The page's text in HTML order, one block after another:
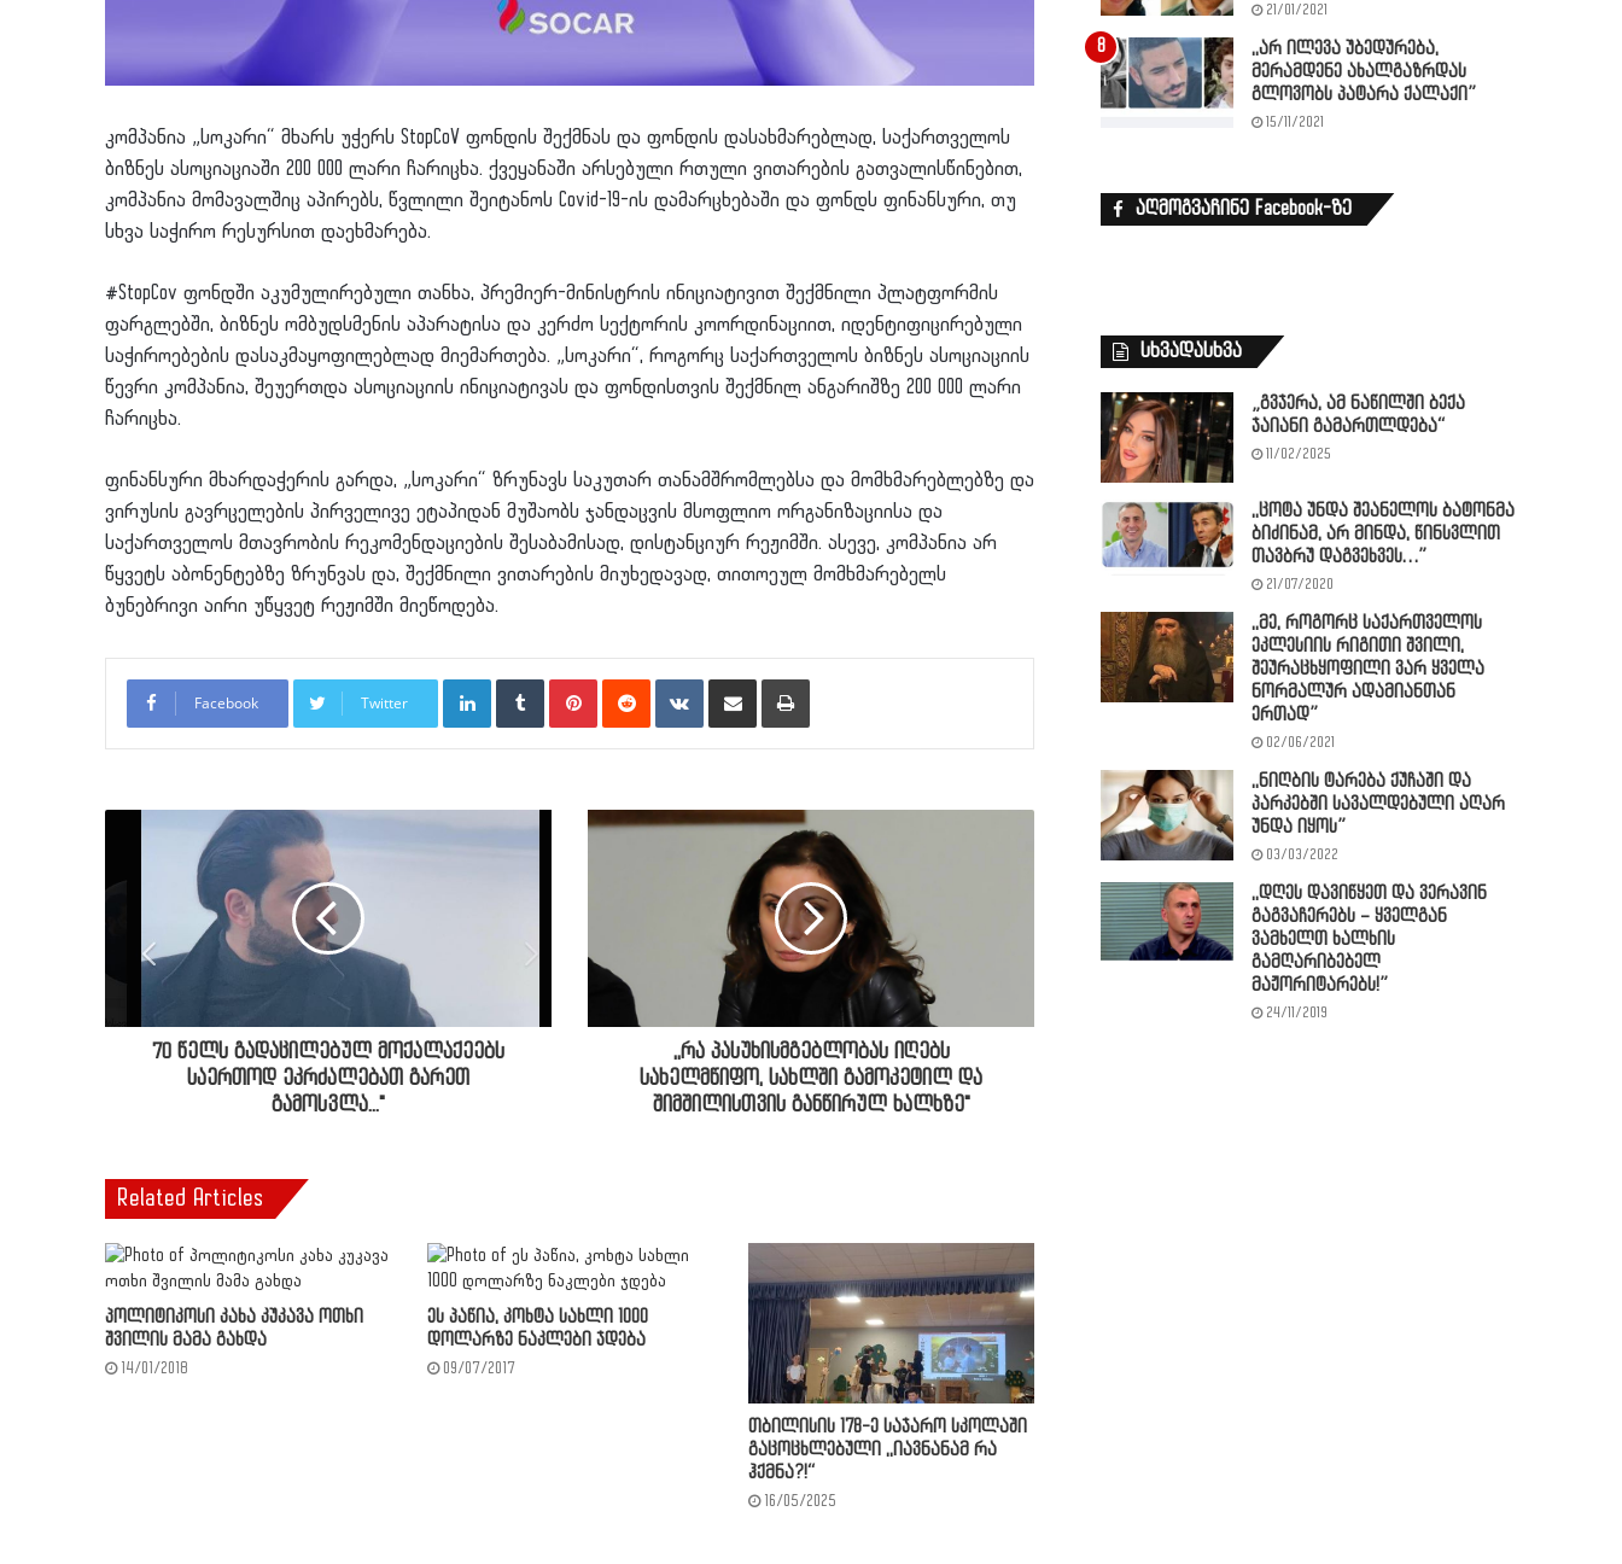
კომპანია „სოკარი“ მხარს უჭერს StopCoV ფონდის შექმნას და ფონდის დასახმარებლად, საქართველოს
ბიზნეს ასოციაციაში 200 000 ლარი ჩარიცხა. ქვეყანაში არსებული რთული ვითარების გათვალისწინებით,
კომპანია მომავალშიც აპირებს, წვლილი შეიტანოს Covid-19-ის დამარცხებაში და ფონდს ფინანსური, თუ
სხვა საჭირო რესურსით დაეხმარება.
#StopCov ფონდში აკუმულირებული თანხა, პრემიერ-მინისტრის ინიციატივით შექმნილი პლატფორმის
ფარგლებში, ბიზნეს ომბუდსმენის აპარატისა და კერძო სექტორის კოორდინაციით, იდენტიფიცირებული
საჭიროებების დასაკმაყოფილებლად მიემართება. „სოკარი“, როგორც საქართველოს ბიზნეს ასოციაციის
წევრი კომპანია, შეუერთდა ასოციაციის ინიციატივას და ფონდისთვის შექმნილ ანგარიშზე 200 000 ლარი
ჩარიცხა.
ფინანსური მხარდაჭერის გარდა, „სოკარი“ ზრუნავს საკუთარ თანამშრომლებსა და მომხმარებლებზე და
ვირუსის გავრცელების პირველივე ეტაპიდან მუშაობს ჯანდაცვის მსოფლიო ორგანიზაციისა და
საქართველოს მთავრობის რეკომენდაციების შესაბამისად, დისტანციურ რეჟიმში. ასევე, კომპანია არ
წყვეტს აბონენტებზე ზრუნვას და, შექმნილი ვითარების მიუხედავად, თითოეულ მომხმარებელს
ბუნებრივი აირი უწყვეტ რეჟიმში მიეწოდება.
Facebook Twitter
LinkedInTumblr PinterestReddit VKontakteShare via Email Print
70 წელს გადაცილებულ მოქალაქეებს
საერთოდ ეკრძალებათ გარეთ
გამოსვლა..."
,,რა პასუხისმგებლობას იღებს
სახელმწიფო, სახლში გამოკეტილ და
შიმშილისთვის განწირულ ხალხზე"
Related Articles
პოლიტიკოსი კახა კუკავა ოთხი
შვილის მამა გახდა
14/01/2018
ეს პაწია, კოხტა სახლი 1000
დოლარზე ნაკლები ჯდება
09/07/2017
თბილისის 178-ე საჯარო სკოლაში
გაცოცხლებული ,,იავნანამ რა
ჰქმნა?!“
16/05/2025
21/01/2021
,,არ ილევა უბედურება,
მერამდენე ახალგაზრდას
გლოვობს პატარა ქალაქი”
15/11/2021
აღმოგვაჩინე Facebook-ზე
სხვადასხვა
„გვჯე­რა, ამ ნა­წილ­ში ბექა
ჯაიანი გა­მარ­თლდე­ბა“
11/02/2025
,,ცოტა უნდა შეანელოს ბატონმა
ბიძინამ, არ მინდა, წინსვლით
თავბრუ დაგვეხვეს…”
21/07/2020
,,მე, როგორც საქართველოს
ეკლესიის რიგითი შვილი,
შეურაცხყოფილი ვარ ყველა
ნორმალურ ადამიანთან
ერთად”
02/06/2021
,,ნიღბის ტარება ქუჩაში და
პარკებში სავალდებული აღარ
უნდა იყოს”
03/03/2022
,,დღეს დავიწყეთ და ვერავინ
გაგვაჩერებს – ყველგან
ვამხელთ ხალხის
გამღარიბებელ
მაჟორიტარებს!”
24/11/2019